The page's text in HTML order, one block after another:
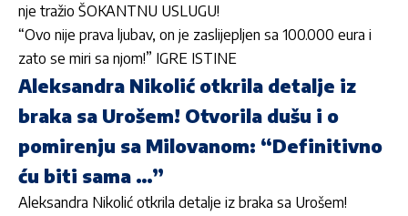
nje tražio ŠOKANTNU USLUGU!
“Ovo nije prava ljubav, on je zaslijepljen sa 100.000 eura i
zato se miri sa njom!” IGRE ISTINE
Aleksandra Nikolić otkrila detalje iz
braka sa Urošem! Otvorila dušu i o
pomirenju sa Milovanom: “Definitivno
ću biti sama …”
Aleksandra Nikolić otkrila detalje iz braka sa Urošem!